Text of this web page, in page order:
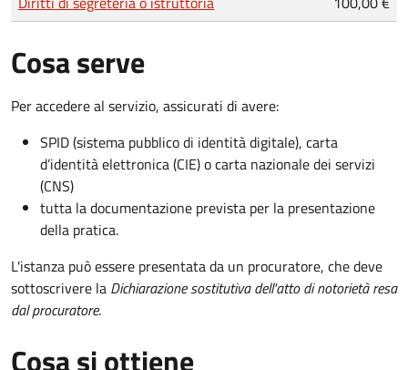
Cosa serve
Per accedere al servizio, assicurati di avere:
SPID (sistema pubblico di identità digitale), carta
d’identità elettronica (CIE) o carta nazionale dei servizi
(CNS)
tutta la documentazione prevista per la presentazione
della pratica.
L'istanza può essere presentata da un procuratore, che deve
sottoscrivere la Dichiarazione sostitutiva dell'atto di notorietà resa
dal procuratore.
Cosa si ottiene